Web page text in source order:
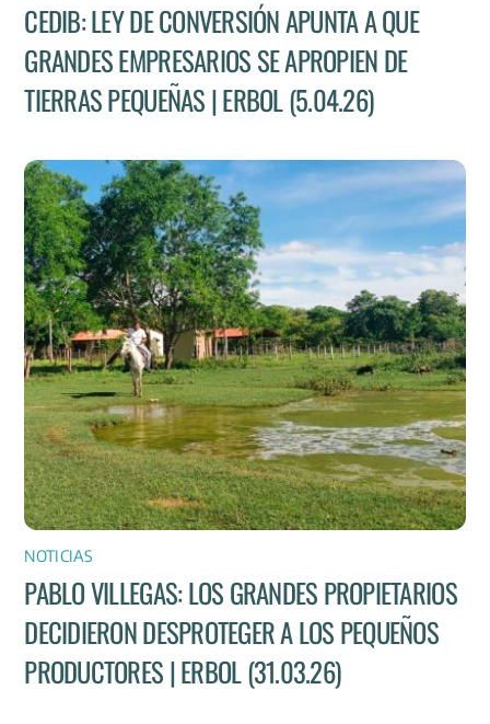
CEDIB: LEY DE CONVERSIÓN APUNTA A QUE
GRANDES EMPRESARIOS SE APROPIEN DE
TIERRAS PEQUEÑAS | ERBOL (5.04.26)
NOTICIAS
PABLO VILLEGAS: LOS GRANDES PROPIETARIOS
DECIDIERON DESPROTEGER A LOS PEQUEÑOS
PRODUCTORES | ERBOL (31.03.26)